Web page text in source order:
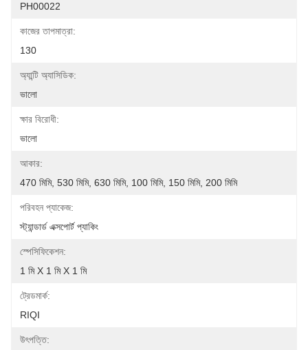
PH00022
কাজের তাপমাত্রা:
130
অ্যান্টি অ্যাসিডিক:
ভালো
ক্ষার বিরোধী:
ভালো
আকার:
470 মিমি, 530 মিমি, 630 মিমি, 100 মিমি, 150 মিমি, 200 মিমি
পরিবহন প্যাকেজ:
স্ট্যান্ডার্ড এক্সপোর্ট প্যাকিং
স্পেসিফিকেশন:
1 মি X 1 মি X 1 মি
ট্রেডমার্ক:
RIQI
উৎপত্তি: